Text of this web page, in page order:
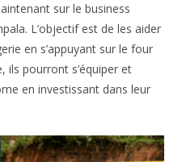
sur le business
L’objectif est de les aider
en s’appuyant sur le four
ils pourront s’équiper et
en investissant dans leur